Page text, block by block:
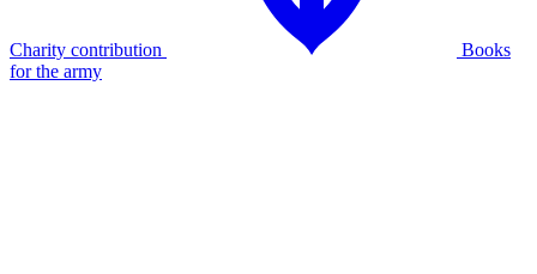
Charity contribution
Books
for the army